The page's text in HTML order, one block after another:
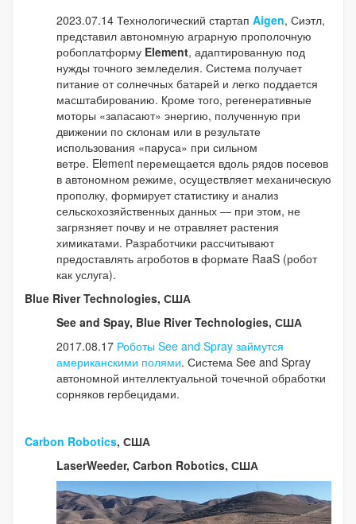
2023.07.14 Технологический стартап Aigen, Сиэтл,
представил автономную аграрную прополочную
робоплатформу Element, адаптированную под
нужды точного земледелия. Система получает
питание от солнечных батарей и легко поддается
масштабированию. Кроме того, регенеративные
моторы «запасают» энергию, полученную при
движении по склонам или в результате
использования «паруса» при сильном
ветре. Element перемещается вдоль рядов посевов
в автономном режиме, осуществляет механическую
прополку, формирует статистику и анализ
сельскохозяйственных данных — при этом, не
загрязняет почву и не отравляет растения
химикатами. Разработчики рассчитывают
предоставлять агроботов в формате RaaS (робот
как услуга).
Blue River Technologies, США
See and Spay, Blue River Technologies, США
2017.08.17 Роботы See and Spray займутся
американскими полями. Система See and Spray
автономной интеллектуальной точечной обработки
сорняков гербецидами.
Carbon Robotics, США
LaserWeeder, Carbon Robotics, США